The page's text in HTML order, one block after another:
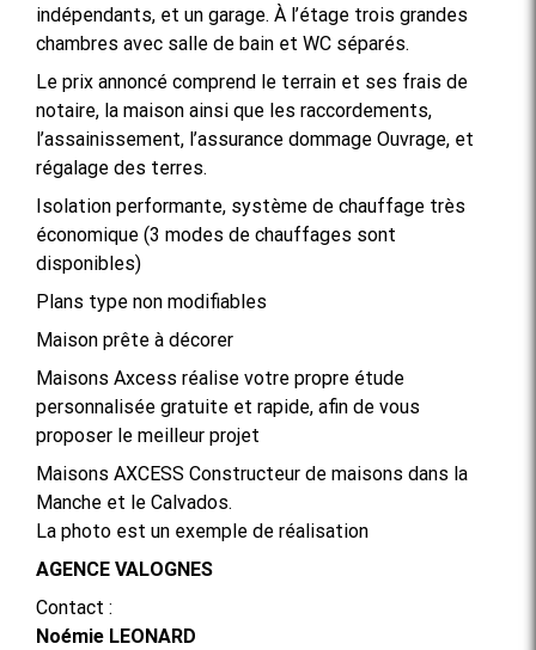
indépendants, et un garage. À l’étage trois grandes
chambres avec salle de bain et WC séparés.
Le prix annoncé comprend le terrain et ses frais de
notaire, la maison ainsi que les raccordements,
l’assainissement, l’assurance dommage Ouvrage, et
régalage des terres.
Isolation performante, système de chauffage très
économique (3 modes de chauffages sont
disponibles)
Plans type non modifiables
Maison prête à décorer
Maisons Axcess réalise votre propre étude
personnalisée gratuite et rapide, afin de vous
proposer le meilleur projet
Maisons AXCESS Constructeur de maisons dans la
Manche et le Calvados.
La photo est un exemple de réalisation
AGENCE VALOGNES
Contact :
Noémie LEONARD